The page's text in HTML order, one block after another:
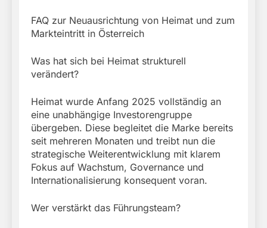
FAQ zur Neuausrichtung von Heimat und zum
Markteintritt in Österreich
Was hat sich bei Heimat strukturell
verändert?
Heimat wurde Anfang 2025 vollständig an
eine unabhängige Investorengruppe
übergeben. Diese begleitet die Marke bereits
seit mehreren Monaten und treibt nun die
strategische Weiterentwicklung mit klarem
Fokus auf Wachstum, Governance und
Internationalisierung konsequent voran.
Wer verstärkt das Führungsteam?